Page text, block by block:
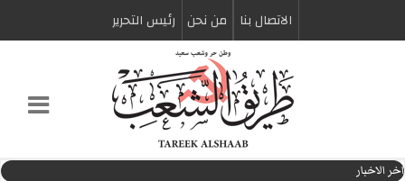
الاتصال بنا من نحن رئیس التحریر
اخر الاخبار